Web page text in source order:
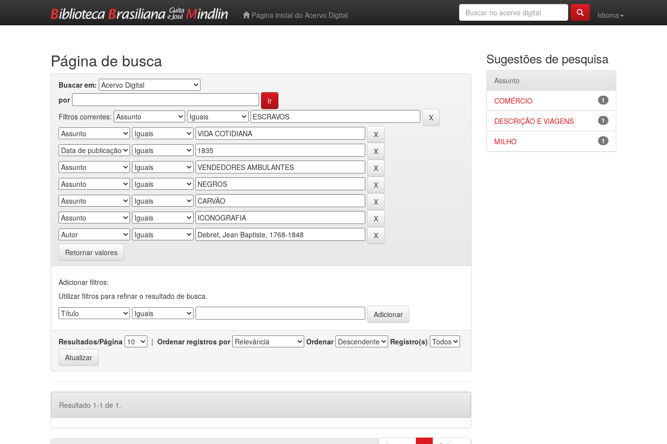
Página inicial do Acervo Digital
Idioma
Página de busca
Buscar em:
por
Filtros correntes:
Retornar valores
Adicionar filtros:
Utilizar filtros para refinar o resultado de busca.
Resultados/Página | Ordenar registros por Ordenar Registro(s)
Resultado 1-1 de 1.
Sugestões de pesquisa
Assunto
1
COMÉRCIO
1
DESCRIÇÃO E VIAGENS
1
MILHO